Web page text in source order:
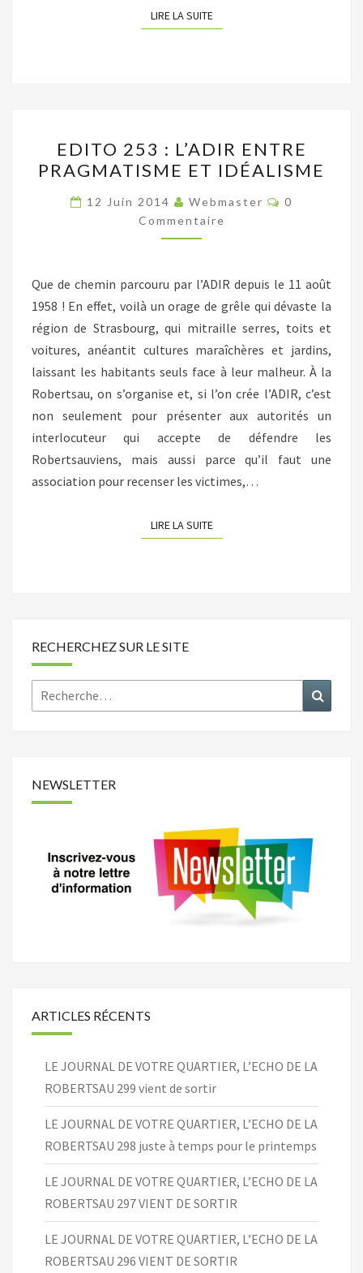
LIRE LA SUITELIRE LA SUITE
253
L’ADIR
ENTRE
PRAGMATISME
IDÉALISME
EDITO 253 : L’ADIR ENTRE
PRAGMATISME ET IDÉALISME
12 Juin 2014 Webmaster
0
Commentaire
Que de chemin parcouru par l’ADIR depuis le 11 août
1958 ! En effet, voilà un orage de grêle qui dévaste la
région de Strasbourg, qui mitraille serres, toits et
voitures, anéantit cultures maraîchères et jardins,
laissant les habitants seuls face à leur malheur. À la
Robertsau, on s’organise et, si l’on crée l’ADIR, c’est
non seulement pour présenter aux autorités un
interlocuteur qui accepte de défendre les
Robertsauviens, mais aussi parce qu’il faut une
association pour recenser les victimes,…
LIRE LA SUITELIRE LA SUITE
RECHERCHEZ SUR LE SITE
Rechercher :
NEWSLETTER
ARTICLES RÉCENTS
LE JOURNAL DE VOTRE QUARTIER, L’ECHO DE LA
ROBERTSAU 299 vient de sortir
LE JOURNAL DE VOTRE QUARTIER, L’ECHO DE LA
ROBERTSAU 298 juste à temps pour le printemps
LE JOURNAL DE VOTRE QUARTIER, L’ECHO DE LA
ROBERTSAU 297 VIENT DE SORTIR
LE JOURNAL DE VOTRE QUARTIER, L’ECHO DE LA
ROBERTSAU 296 VIENT DE SORTIR